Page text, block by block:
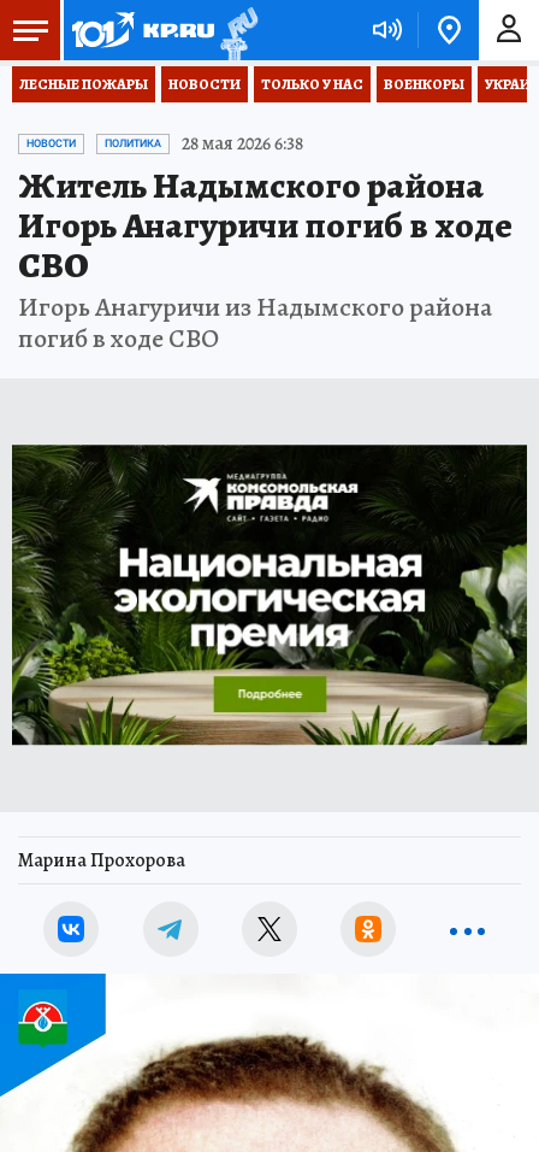
ЛЕСНЫЕ ПОЖАРЫ НОВОСТИ ТОЛЬКО У НАС ВОЕНКОРЫ
НОВОСТИ ПОЛИТИКА 28 мая 2026 6:38
Житель Надымского района
Игорь Анагуричи погиб в ходе
СВО
Игорь Анагуричи из Надымского района
погиб в ходе СВО
Марина Прохорова